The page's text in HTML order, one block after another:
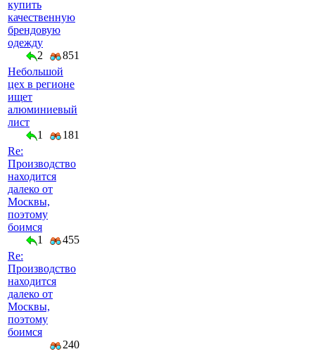
купить
качественную
брендовую
одежду
2
851
Небольшой
цех в регионе
ищет
алюминиевый
лист
1
181
Re:
Производство
находится
далеко от
Москвы,
поэтому
боимся
1
455
Re:
Производство
находится
далеко от
Москвы,
поэтому
боимся
240